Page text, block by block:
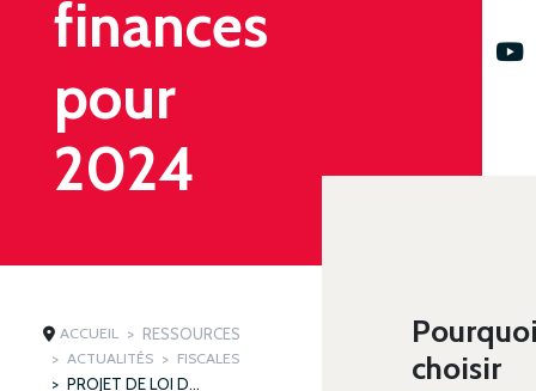
finances
pour
2024
ACCUEIL RESSOURCES
ACTUALITÉS FISCALES
PROJET DE LOI DE FINANCES POUR 2024
choisir